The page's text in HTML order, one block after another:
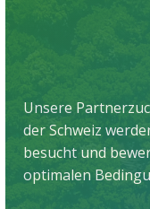
Unsere
der Schweiz
besucht und
optimalen